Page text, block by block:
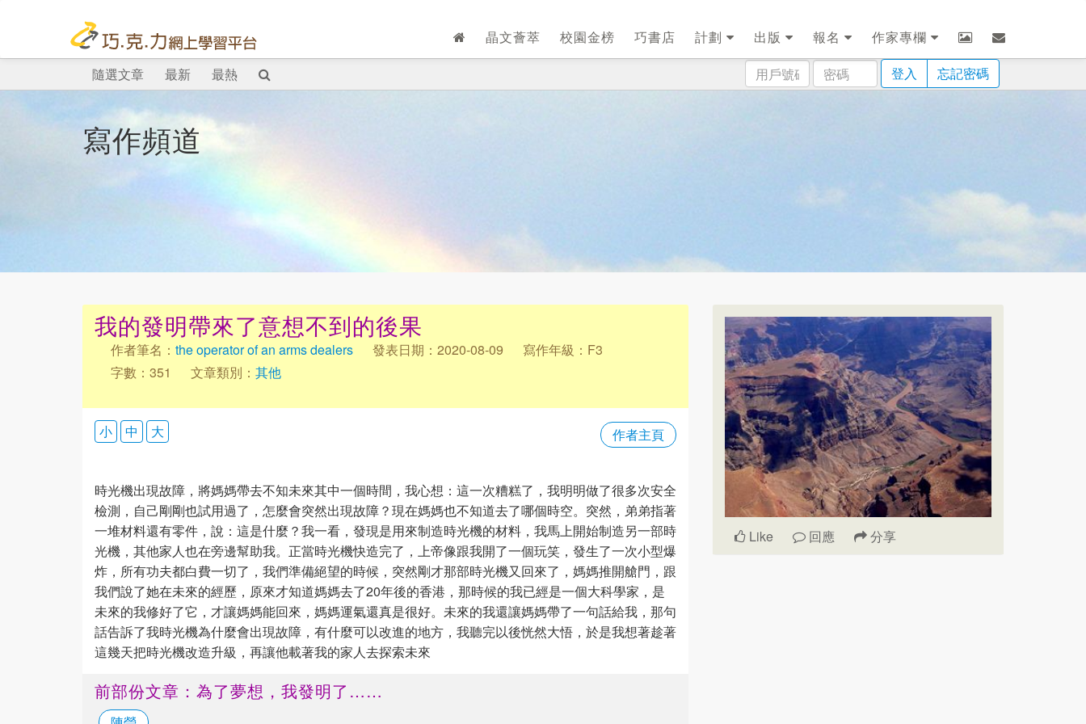
晶文薈萃 校園金榜 巧書店 計劃 出版 報名
作家專欄
用
戶
密
碼
登入 忘記密碼
隨選文章 最新 最熱
寫作頻道
我的發明帶來了意想不到的後果
作者筆名： the operator of an arms dealers 發表日期：2020-08-09
寫作年級：F3
字數：351
文章類別： 其他
作者主頁
小 中 大
時光機出現故障，將媽媽帶去不知未來其中一個時間，我心想：這一次糟糕了，我明明做了很多次安全
檢測，自己剛剛也試用過了，怎麼會突然出現故障？現在媽媽也不知道去了哪個時空。突然，弟弟指著
一堆材料還有零件，說：這是什麼？我一看，發現是用來制造時光機的材料，我馬上開始制造另一部時
光機，其他家人也在旁邊幫助我。正當時光機快造完了，上帝像跟我開了一個玩笑，發生了一次小型爆
炸，所有功夫都白費一切了，我們準備絕望的時候，突然剛才那部時光機又回來了，媽媽推開艙門，跟
我們說了她在未來的經歷，原來才知道媽媽去了20年後的香港，那時候的我已經是一個大科學家，是
未來的我修好了它，才讓媽媽能回來，媽媽運氣還真是很好。未來的我還讓媽媽帶了一句話給我，那句
話告訴了我時光機為什麼會出現故障，有什麼可以改進的地方，我聽完以後恍然大悟，於是我想著趁著
這幾天把時光機改造升級，再讓他載著我的家人去探索未來
前部份文章：為了夢想，我發明了……
Like 回應 分享